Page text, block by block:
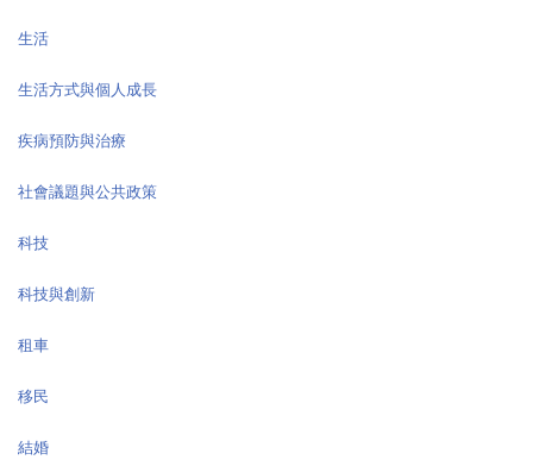
生活
生活方式與個人成長
疾病預防與治療
社會議題與公共政策
科技
科技與創新
租車
移民
結婚